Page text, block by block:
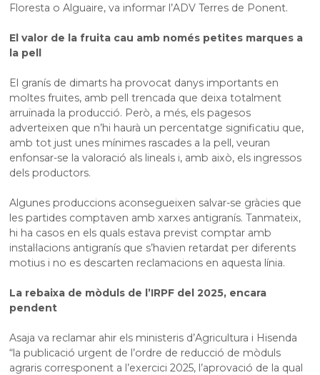
Floresta o Alguaire, va informar l’ADV Terres de Ponent.
El valor de la fruita cau amb només petites marques a
la pell
El granís de dimarts ha provocat danys importants en
moltes fruites, amb pell trencada que deixa totalment
arruïnada la producció. Però, a més, els pagesos
adverteixen que n’hi haurà un percentatge significatiu que,
amb tot just unes mínimes rascades a la pell, veuran
enfonsar-se la valoració als lineals i, amb això, els ingressos
dels productors.
Algunes produccions aconsegueixen salvar-se gràcies que
les partides comptaven amb xarxes antigranís. Tanmateix,
hi ha casos en els quals estava previst comptar amb
instal·lacions antigranís que s’havien retardat per diferents
motius i no es descarten reclamacions en aquesta línia.
La rebaixa de mòduls de l’IRPF del 2025, encara
pendent
Asaja va reclamar ahir els ministeris d’Agricultura i Hisenda
“la publicació urgent de l’ordre de reducció de mòduls
agraris corresponent a l’exercici 2025, l’aprovació de la qual